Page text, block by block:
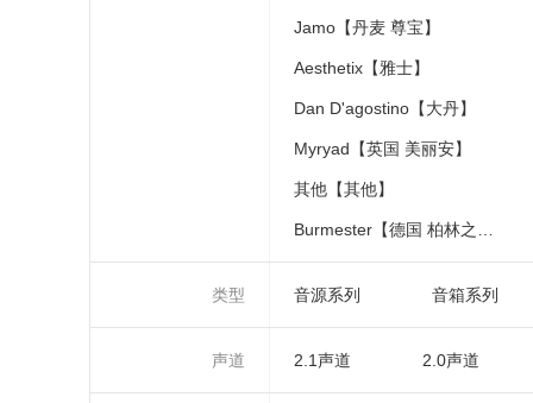
Jamo【丹麦 尊宝】
Aesthetix【雅士】
Dan D'agostino【大丹】
Myryad【英国 美丽安】
其他【其他】
类型 音源系列 音箱系列
声道 2.1声道 2.0声道